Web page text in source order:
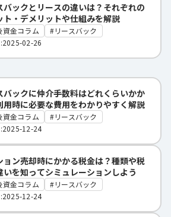
バックとリースの違いは？それぞれの
ト・デメリットや仕組みを解説
資金コラム
リースバック
02-26
バックに仲介手数料はどれくらいかか
用時に必要な費用をわかりやすく解説
資金コラム
リースバック
12-24
ョン売却時にかかる税金は？種類や税
いを知ってシミュレーションしよう
資金コラム
リースバック
12-24